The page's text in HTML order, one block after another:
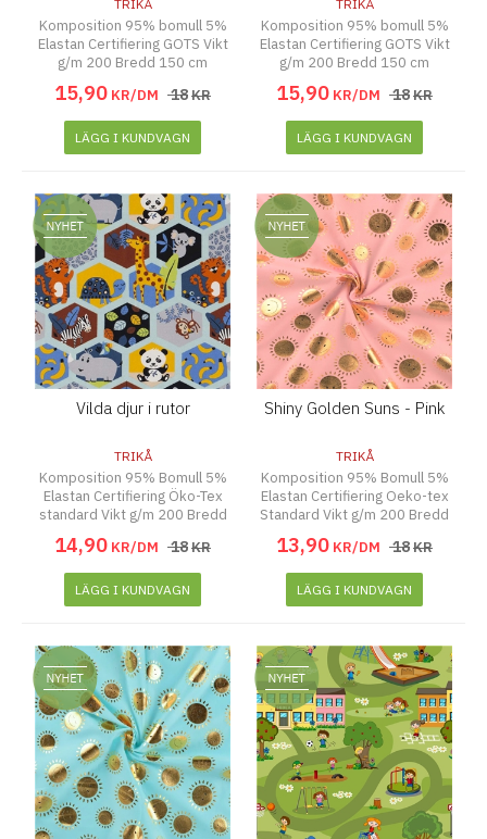
TRIKÅ
Komposition 95% bomull 5%
Elastan Certifiering GOTS Vikt
g/m 200 Bredd 150 cm
15,90 KR/DM 18KR
LÄGG I KUNDVAGN
TRIKÅ
Komposition 95% bomull 5%
Elastan Certifiering GOTS Vikt
g/m 200 Bredd 150 cm
15,90 KR/DM 18KR
LÄGG I KUNDVAGN
Vilda djur i rutor
TRIKÅ
Komposition 95% Bomull 5%
Elastan Certifiering Öko-Tex
standard Vikt g/m 200 Bredd
14,90 KR/DM 18KR
LÄGG I KUNDVAGN
Shiny Golden Suns - Pink
TRIKÅ
Komposition 95% Bomull 5%
Elastan Certifiering Oeko-tex
Standard Vikt g/m 200 Bredd
13,90 KR/DM 18KR
LÄGG I KUNDVAGN